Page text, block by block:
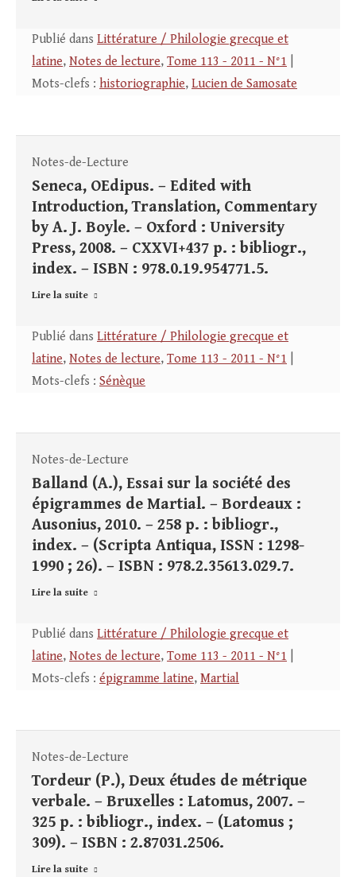
Publié dans Littérature / Philologie grecque et
latine, Notes de lecture, Tome 113 - 2011 - N°1
Mots-clefs : historiographie, Lucien de Samosate
Notes-de-Lecture
Seneca, OEdipus. – Edited with
Introduction, Translation, Commentary
by A. J. Boyle. – Oxford : University
Press, 2008. – CXXVI+437 p. : bibliogr.,
index. – ISBN : 978.0.19.954771.5.
Lire la suite
Publié dans Littérature / Philologie grecque et
latine, Notes de lecture, Tome 113 - 2011 - N°1
Mots-clefs : Sénèque
Notes-de-Lecture
Balland (A.), Essai sur la société des
épigrammes de Martial. – Bordeaux :
Ausonius, 2010. – 258 p. : bibliogr.,
index. – (Scripta Antiqua, ISSN : 1298-
1990 ; 26). – ISBN : 978.2.35613.029.7.
Lire la suite
Publié dans Littérature / Philologie grecque et
latine, Notes de lecture, Tome 113 - 2011 - N°1
Mots-clefs : épigramme latine, Martial
Notes-de-Lecture
Tordeur (P.), Deux études de métrique
verbale. – Bruxelles : Latomus, 2007. –
325 p. : bibliogr., index. – (Latomus ;
309). – ISBN : 2.87031.2506.
Lire la suite